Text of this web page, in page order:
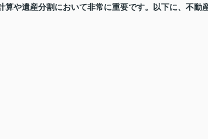
や遺産分割において非常に重要です。以下に、不動